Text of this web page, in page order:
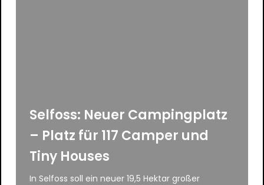
Selfoss: Neuer Campingplatz
– Platz für 117 Camper und
Tiny Houses
In Selfoss soll ein neuer 19,5 Hektar großer